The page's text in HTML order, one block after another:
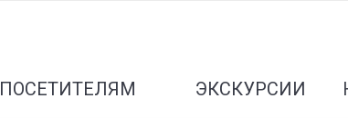
ПОСЕТИТЕЛЯМ ЭКСКУРСИИ